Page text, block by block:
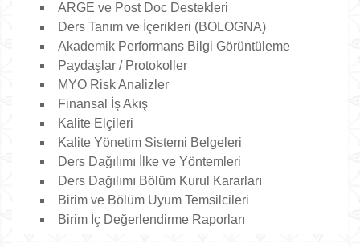
ARGE ve Post Doc Destekleri
Ders Tanım ve İçerikleri (BOLOGNA)
Akademik Performans Bilgi Görüntüleme
Paydaşlar / Protokoller
MYO Risk Analizler
Finansal İş Akış
Kalite Elçileri
Kalite Yönetim Sistemi Belgeleri
Ders Dağılımı İlke ve Yöntemleri
Ders Dağılımı Bölüm Kurul Kararları
Birim ve Bölüm Uyum Temsilcileri
Birim İç Değerlendirme Raporları